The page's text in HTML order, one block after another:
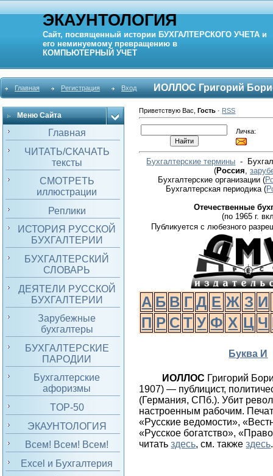
ЭКАУНТОЛОГИЯ
Сайт, посвященный истории БУХГАЛТЕРСКОГО УЧЕТА и
его неминуемому превращению в
КОМПЬЮТЕРНЫЙ УЧЕТ
Главная Регистрация Вход ИОЛЛОС Григорий
Меню Сайта
Главная
ЧИТАТЬ/СКАЧАТЬ
тексты
СМОТРЕТЬ
иллюстрации
Реплики
ИСТОРИЯ РУССКОЙ
БУХГАЛТЕРИИ
БУХГАЛТЕРСКИЙ
СЛОВАРЬ
ДЕЯТЕЛИ РУССКОЙ
БУХГАЛТЕРИИ
Зарубежные
бухгалтеры
БУХГАЛТЕРСКИЕ
ПАРОДИИ
Бухгалтерские
афоризмы
TOP-50
ЭКАУНТОЛОГИЯ
Всем! Всем! Всем!
Excel и Бухгалтерия
Приветствую Вас ,Гость · RSS
Личка:
Бухгалтерские термины -
(Россия
Бухгалтерские организации (
Бухгалтерская периодика(
Отечественные
(по 1965 г.
Публикуется с любезного
А Б В Г Д Е Ж З И
П Р С Т У Ф Х Ц Ч
Буква И
ИОЛЛОС Григорий
1907) — публицист,
(Германия, СПб.). Убит
настроенным рабочим.
«Русские ведомости»,
«Русское богатство»,
читатьздесь, см. такжездесь.